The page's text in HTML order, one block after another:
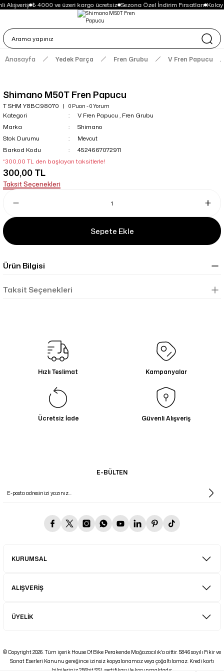
Alışveriş ₺ 4000 ve üzeri kargo ücretsiz Sezona Özel İndirim Fırsatları Kolay
Anasayfa Yedek Parça Fren Grubu V Fren Papucu
Shimano M50T Fren Papucu
T SHM Y8BC98070 0 Puan - 0 Yorum
Kategori V Fren Papucu , Fren Grubu
Marka
Shimano
Stok Durumu
Mevcut
Barkod Kodu
4524667072911
*300,00 TL den başlayan taksitlerle!
300,00 TL
Taksit Seçenekleri
Sepete Ekle
Ürün Bilgisi
Taksit Seçenekleri
Hızlı Teslimat Kampanyalar
Ücretsiz İade Güvenli Alışveriş
E-BÜLTEN
KURUMSAL
ALIŞVERİŞ
ÜYELİK
© Copyright 2026. Tüm içerik House Of Bike Perakende Mağazacılık'a aittir. 5846 sayılı Fikir ve
Sanat Eserleri Kanunu gereğince izinsiz kopyalanamaz veya çoğaltılamaz. Kredi kartı
bilgileriniz 256bit SSL sertifikası ile korunmaktadır.